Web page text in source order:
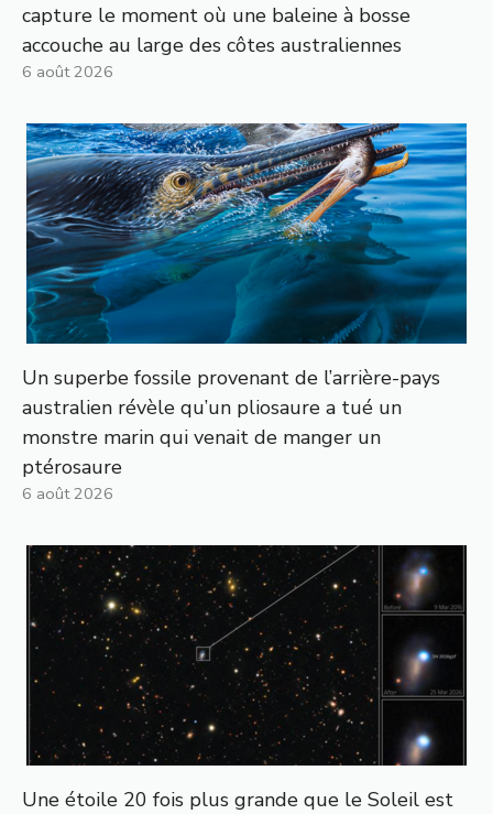
capture le moment où une baleine à bosse
accouche au large des côtes australiennes
6 août 2026
Un superbe fossile provenant de l’arrière-pays
australien révèle qu’un pliosaure a tué un
monstre marin qui venait de manger un
ptérosaure
6 août 2026
Une étoile 20 fois plus grande que le Soleil est